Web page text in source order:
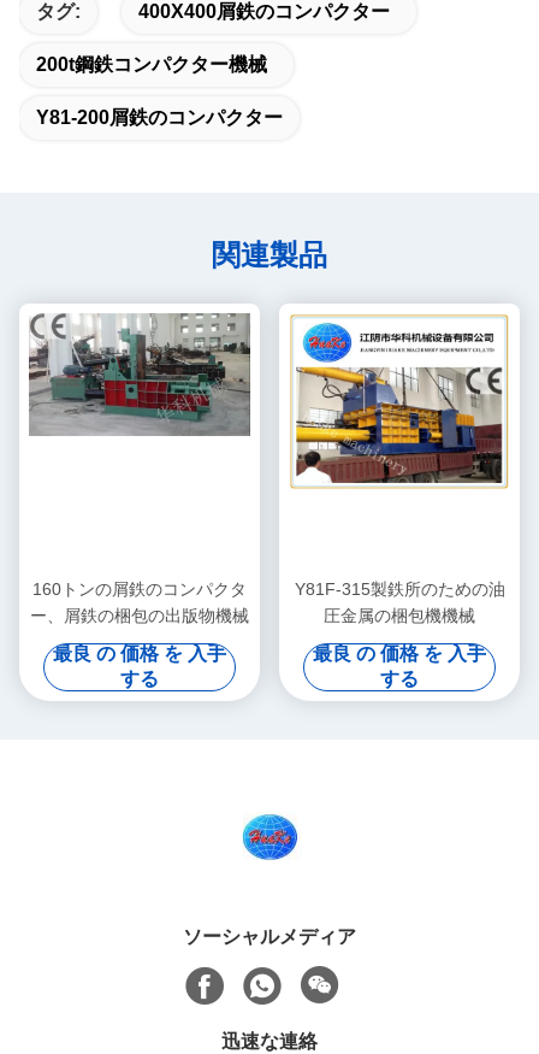
タグ: 400X400屑鉄のコンパクター
200t鋼鉄コンパクター機械
Y81-200屑鉄のコンパクター
関連製品
160トンの屑鉄のコンパクタ
ー、屑鉄の梱包の出版物機械
最良 の 価格 を 入手
する
Y81F-315製鉄所のための油
圧金属の梱包機機械
最良 の 価格 を 入手
する
ソーシャルメディア
迅速な連絡